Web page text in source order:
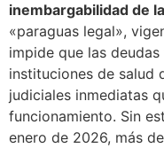
inembargabilidad de
«paraguas legal»,
impide que las
instituciones de salud
judiciales inmediatas
funcionamiento. Sin
enero de 2026, más